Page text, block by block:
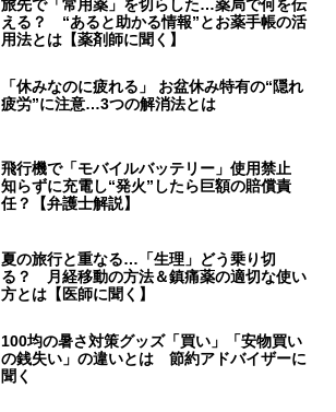
旅先で「常用薬」を切らした…薬局で何を伝
える？ “あると助かる情報”とお薬手帳の活
用法とは【薬剤師に聞く】
「休みなのに疲れる」 お盆休み特有の“隠れ
疲労”に注意…3つの解消法とは
飛行機で「モバイルバッテリー」使用禁止
知らずに充電し“発火”したら巨額の賠償責
任？【弁護士解説】
夏の旅行と重なる…「生理」どう乗り切
る？ 月経移動の方法＆鎮痛薬の適切な使い
方とは【医師に聞く】
100均の暑さ対策グッズ「買い」「安物買い
の銭失い」の違いとは 節約アドバイザーに
聞く